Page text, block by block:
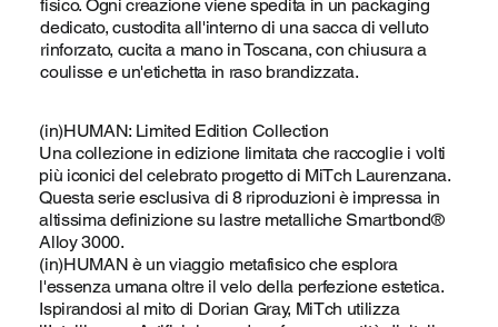
fisico. Ogni creazione viene spedita in un packaging
dedicato, custodita all'interno di una sacca di velluto
rinforzato, cucita a mano in Toscana, con chiusura a
coulisse e un'etichetta in raso brandizzata.
(in)HUMAN: Limited Edition Collection
Una collezione in edizione limitata che raccoglie i volti
più iconici del celebrato progetto di MiTch Laurenzana.
Questa serie esclusiva di 8 riproduzioni è impressa in
altissima definizione su lastre metalliche Smartbond®
Alloy 3000.
(in)HUMAN è un viaggio metafisico che esplora
l'essenza umana oltre il velo della perfezione estetica.
Ispirandosi al mito di Dorian Gray, MiTch utilizza